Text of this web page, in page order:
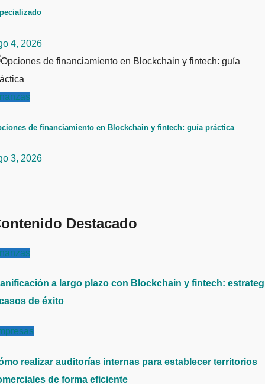
4, 2026
de financiamiento en Blockchain y fintech: guía práctica
3, 2026
Destacado
a largo plazo con Blockchain y fintech:
de éxito
realizar auditorías internas para establecer territorios
de forma eficiente